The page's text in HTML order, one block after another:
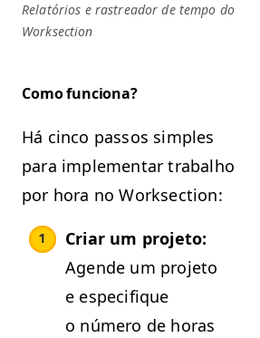
Relatórios e ras­treador de tem­po do
Worksection
Como fun­ciona?
Há cin­co pas­sos sim­ples
para imple­men­tar tra­bal­ho
por hora no Worksection:
Cri­ar um pro­je­to:
Agende um pro­je­to
e especi­fique
o número de horas